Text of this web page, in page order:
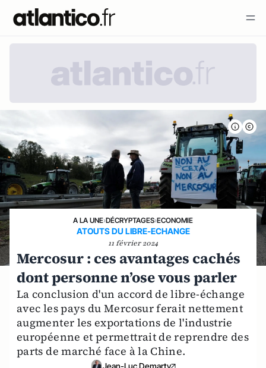
A LA UNE›DÉCRYPTAGES›ECONOMIE
ATOUTS DU LIBRE-ECHANGE
11 février 2024
Mercosur : ces avantages cachés
dont personne n’ose vous parler
La conclusion d'un accord de libre-échange
avec les pays du Mercosur ferait nettement
augmenter les exportations de l'industrie
européenne et permettrait de reprendre des
parts de marché face à la Chine.
Jean-Luc Demarty